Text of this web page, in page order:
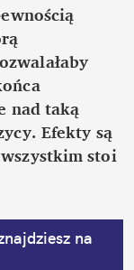
nad taką
Efekty są
stoi
na